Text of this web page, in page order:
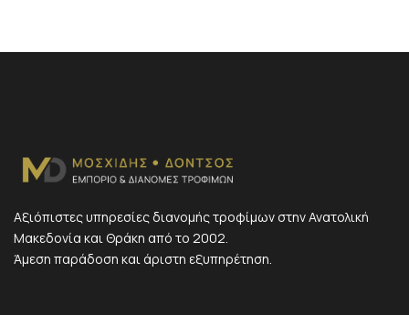
Αξιόπιστες υπηρεσίες διανομής τροφίμων στην Ανατολική
Μακεδονία και Θράκη από το 2002.
Άμεση παράδοση και άριστη εξυπηρέτηση.